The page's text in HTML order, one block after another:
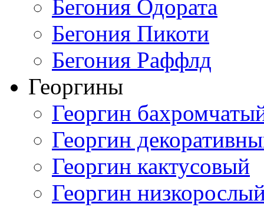
Бегония Одората
Бегония Пикоти
Бегония Раффлд
Георгины
Георгин
Георгин
Георгин кактусовый
Георгин